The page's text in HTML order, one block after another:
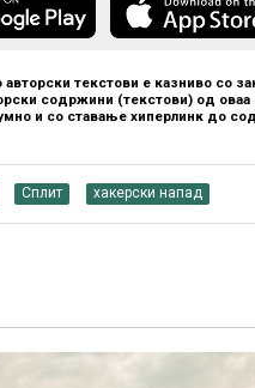
текстови е казниво со
содржини (текстови) од оваа
и со ставање хиперлинк до
Сплит хакерски напад